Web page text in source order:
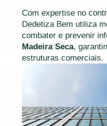
Com expertise no
Dedetiza Bem utiliza
combater e prevenir
Madeira Seca,
estruturas comerciais.